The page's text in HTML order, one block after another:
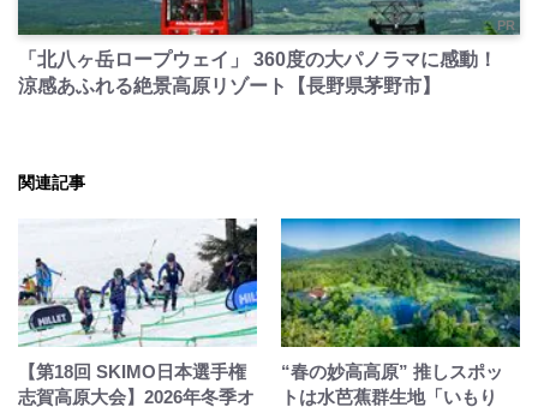
PR
「北八ヶ岳ロープウェイ」 360度の大パノラマに感動！
涼感あふれる絶景高原リゾート【長野県茅野市】
関連記事
【第18回 SKIMO日本選手権
志賀高原大会】2026年冬季オ
“春の妙高高原” 推しスポッ
トは水芭蕉群生地「いもり